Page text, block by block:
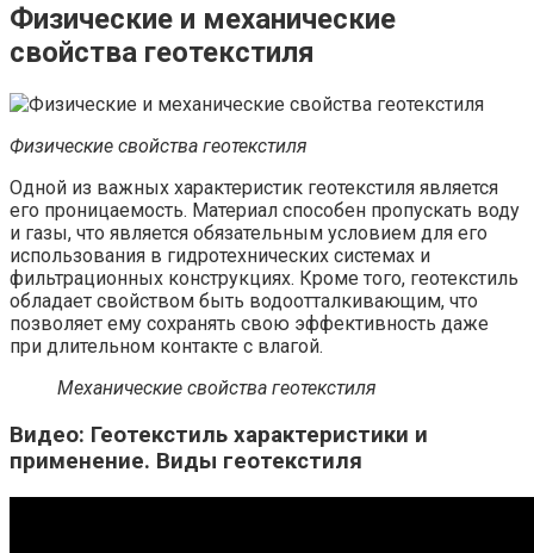
Физические и механические
свойства геотекстиля
Физические свойства геотекстиля
Одной из важных характеристик геотекстиля является
его проницаемость. Материал способен пропускать воду
и газы, что является обязательным условием для его
использования в гидротехнических системах и
фильтрационных конструкциях. Кроме того, геотекстиль
обладает свойством быть водоотталкивающим, что
позволяет ему сохранять свою эффективность даже
при длительном контакте с влагой.
Механические свойства геотекстиля
Видео: Геотекстиль характеристики и
применение. Виды геотекстиля